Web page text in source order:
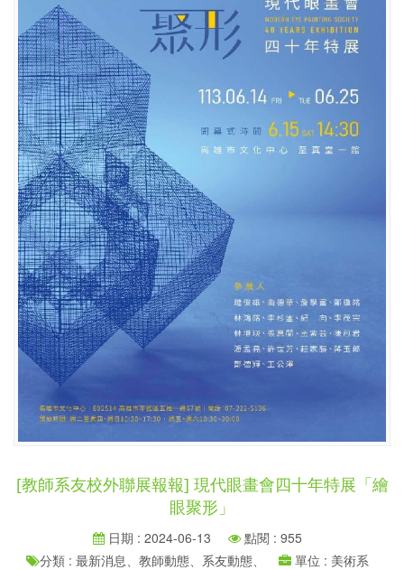
[教師系友校外聯展報報] 現代眼畫會四十年特展「繪
眼聚形」
日期 : 2024-06-13
點閱 : 955
分類 : 最新消息、教師動態、系友動態、
單位 : 美術系